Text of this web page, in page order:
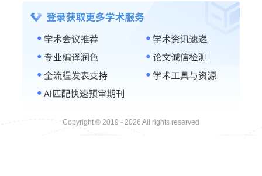
Copyright © 2019 - 2026 All rights reserved